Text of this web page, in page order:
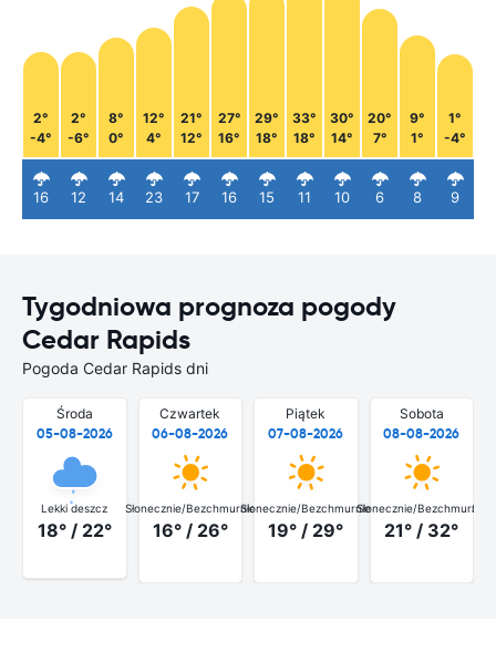
2°
-4°
16
2°
-6°
12
8°
0°
14
12°
4°
23
21°
12°
17
27°
16°
16
29°
18°
15
33°
18°
11
30°
14°
10
20°
7°
6
9°
1°
8
1°
-4°
9
Tygodniowa prognoza pogody
Cedar Rapids
Pogoda Cedar Rapids dni
Środa
05-08-2026
Lekki deszcz
18° / 22°
Czwartek
06-08-2026
Słonecznie/Bezchmurnie
16° / 26°
Piątek
07-08-2026
Słonecznie/Bezchmurnie
19° / 29°
Sobota
08-08-2026
Słonecznie/Bezchmurnie
21° / 32°